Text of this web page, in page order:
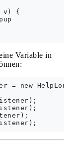
v) {
Variable in
= new